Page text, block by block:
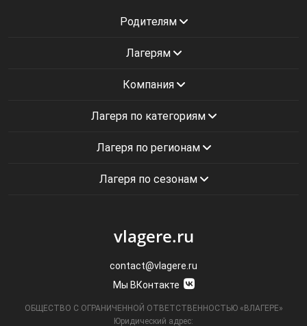
Родителям
Лагерям
Компания
Лагеря по категориям
Лагеря по регионам
Лагеря по сезонам
vlagere.ru
contact@vlagere.ru
Мы ВКонтакте
ОБЩЕСТВО С ОГРАНИЧЕННОЙ ОТВЕТСТВЕННОСТЬЮ «ВЛАГЕРЕ»
Юридический адрес: